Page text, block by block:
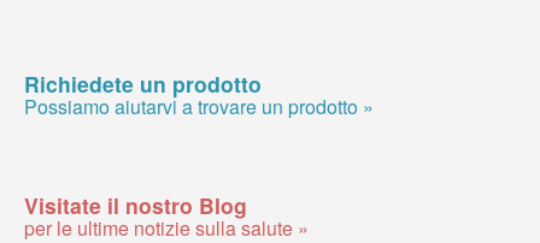
Richiedete un prodotto
Possiamo aiutarvi a trovare un prodotto »
Visitate il nostro Blog
per le ultime notizie sulla salute »